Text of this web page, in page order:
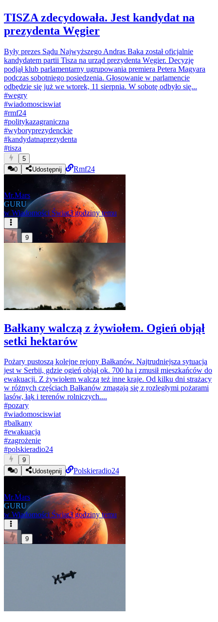
TISZA zdecydowała. Jest kandydat na
prezydenta Węgier
Były prezes Sądu Najwyższego Andras Baka został oficjalnie
kandydatem partii Tisza na urząd prezydenta Węgier. Decyzję
podjął klub parlamentarny ugrupowania premiera Petera Magyara
podczas sobotniego posiedzenia. Głosowanie w parlamencie
odbędzie się już we wtorek, 11 sierpnia. W sobotę odbyło się...
#wegry
#wiadomosciswiat
#rmf24
#politykazagraniczna
#wyboryprezydenckie
#kandydatnaprezydenta
#tisza
5
0
Udostępnij Rmf24
Mr.Mars
GURU
w Wiadomości Świat3 godziny temu
9
Bałkany walczą z żywiołem. Ogień objął
setki hektarów
Pożary pustoszą kolejne rejony Bałkanów. Najtrudniejsza sytuacja
jest w Serbii, gdzie ogień objął ok. 700 ha i zmusił mieszkańców do
ewakuacji. Z żywiołem walczą też inne kraje. Od kilku dni strażacy
w różnych częściach Bałkanów zmagają się z rozległymi pożarami
lasów, łąk i terenów rolniczych....
#pozary
#wiadomosciswiat
#balkany
#ewakuacja
#zagrożenie
#polskieradio24
9
0
Udostępnij Polskieradio24
Mr.Mars
GURU
w Wiadomości Świat3 godziny temu
9